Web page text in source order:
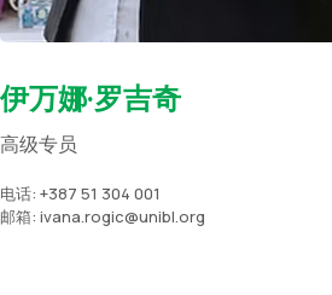
伊万娜·罗吉奇
高级专员
电话: +387 51 304 001
邮箱: ivana.rogic@unibl.org